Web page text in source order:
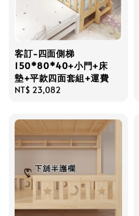
客訂-四面側梯
150*80*40+小門+床
墊+平款四面套組+運費
Regular
NT$ 23,082